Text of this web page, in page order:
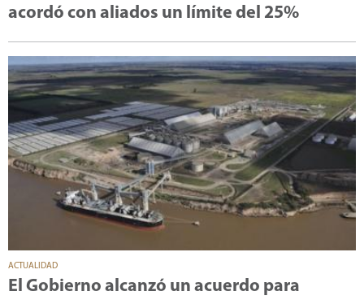
acordó con aliados un límite del 25%
ACTUALIDAD
El Gobierno alcanzó un acuerdo para